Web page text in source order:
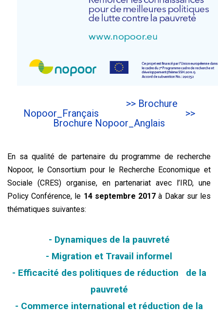
>> Brochure
Nopoor_Français
>>
Brochure Nopoor_Anglais
En sa qualité de partenaire du programme de recherche
Nopoor, le Consortium pour le Recherche Economique et
Sociale (CRES) organise, en partenariat avec l’IRD, une
Policy Conférence, le 14 septembre 2017à Dakar sur les
thématiques suivantes:
- Dynamiques de la pauvreté
- Migration et Travail informel
- Efficacité des politiques de réduction de la
pauvreté
- Commerce international et réduction de la